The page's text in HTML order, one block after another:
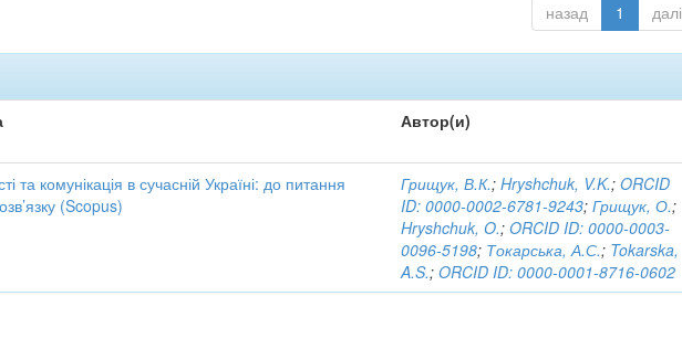
назад 1 далі
Автор(и)
та комунікація в сучасній Україні: до питання
(Scopus)
Грищук, В.К.;Hryshchuk, V.K.;ORCID
ID: 0000-0002-6781-9243;Грищук, О.;
Hryshchuk, O.;ORCID ID: 0000-0003-
0096-5198; Токарська, А.С.; Tokarska,
A.S.;ORCID ID: 0000-0001-8716-0602